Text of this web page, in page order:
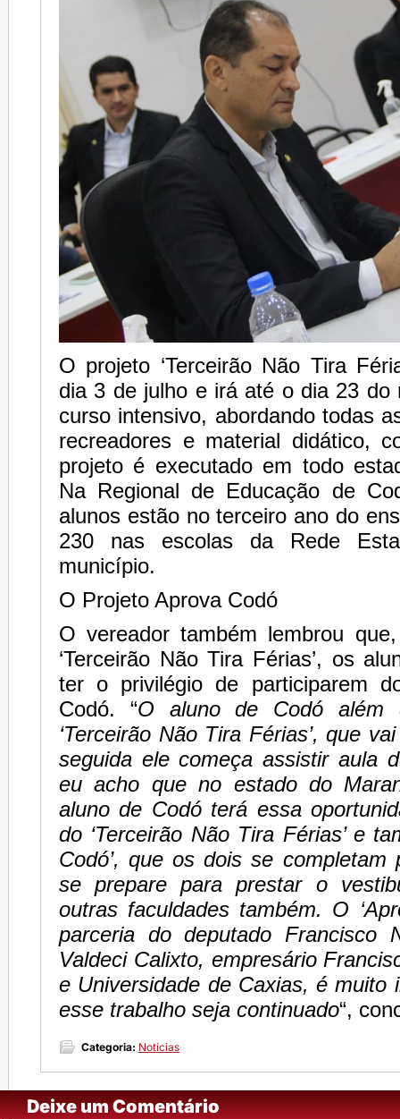
O projeto ‘Terceirão Não Tira
dia 3 de julho e irá até o dia 23 do
curso intensivo, abordando todas
recreadores e material didático,
projeto é executado em todo
Na Regional de Educação de
alunos estão no terceiro ano do
230 nas escolas da Rede
município.
O Projeto Aprova Codó
O vereador também lembrou
‘Terceirão Não Tira Férias’, os
ter o privilégio de participarem
Codó. “O aluno de Codó além
‘Terceirão Não Tira Férias’, que
seguida ele começa assistir aula
eu acho que no estado do
aluno de Codó terá essa
do ‘Terceirão Não Tira Férias’ e
Codó’, que os dois se completam
se prepare para prestar o
outras faculdades também. O
parceria do deputado Francisco
Valdeci Calixto, empresário
e Universidade de Caxias, é muito
esse trabalho seja continuado“,
Categoria: Notícias
Deixe um Comentário